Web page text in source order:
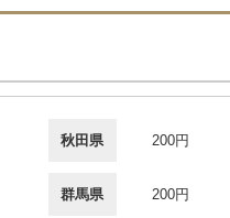
秋田県 200円
群馬県 200円